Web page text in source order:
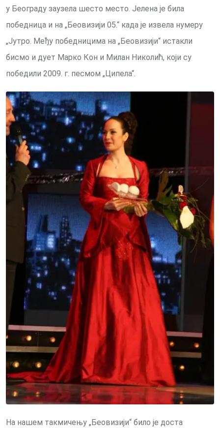
у Београду заузела шесто место. Јелена је била
победница и на „Беовизији 05.“ када је извела нумеру
„Јутро. Међу победницима на „Беовизији“ истакли
бисмо и дует Марко Кон и Милан Николић, који су
победили 2009. г. песмом „Ципела“.
На нашем такмичењу „Беовизији“ било је доста